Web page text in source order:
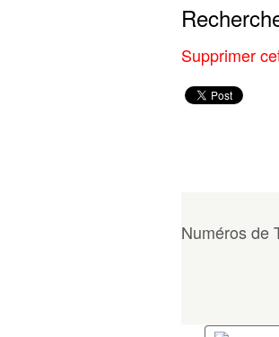
Supprimer
Numéros de